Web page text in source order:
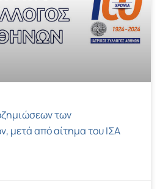
των
μετά από αίτημα του ΙΣΑ